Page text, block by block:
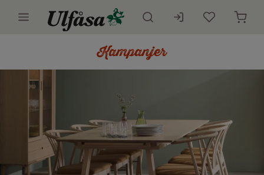
Innemöbler
Inredning
Presentkort
Butik